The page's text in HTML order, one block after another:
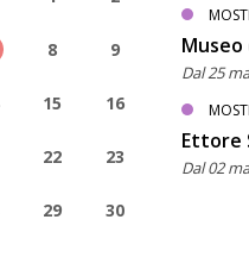
8 9
15 16
22 23
29 30
Museo
Dal 25
Ettore
Dal 02